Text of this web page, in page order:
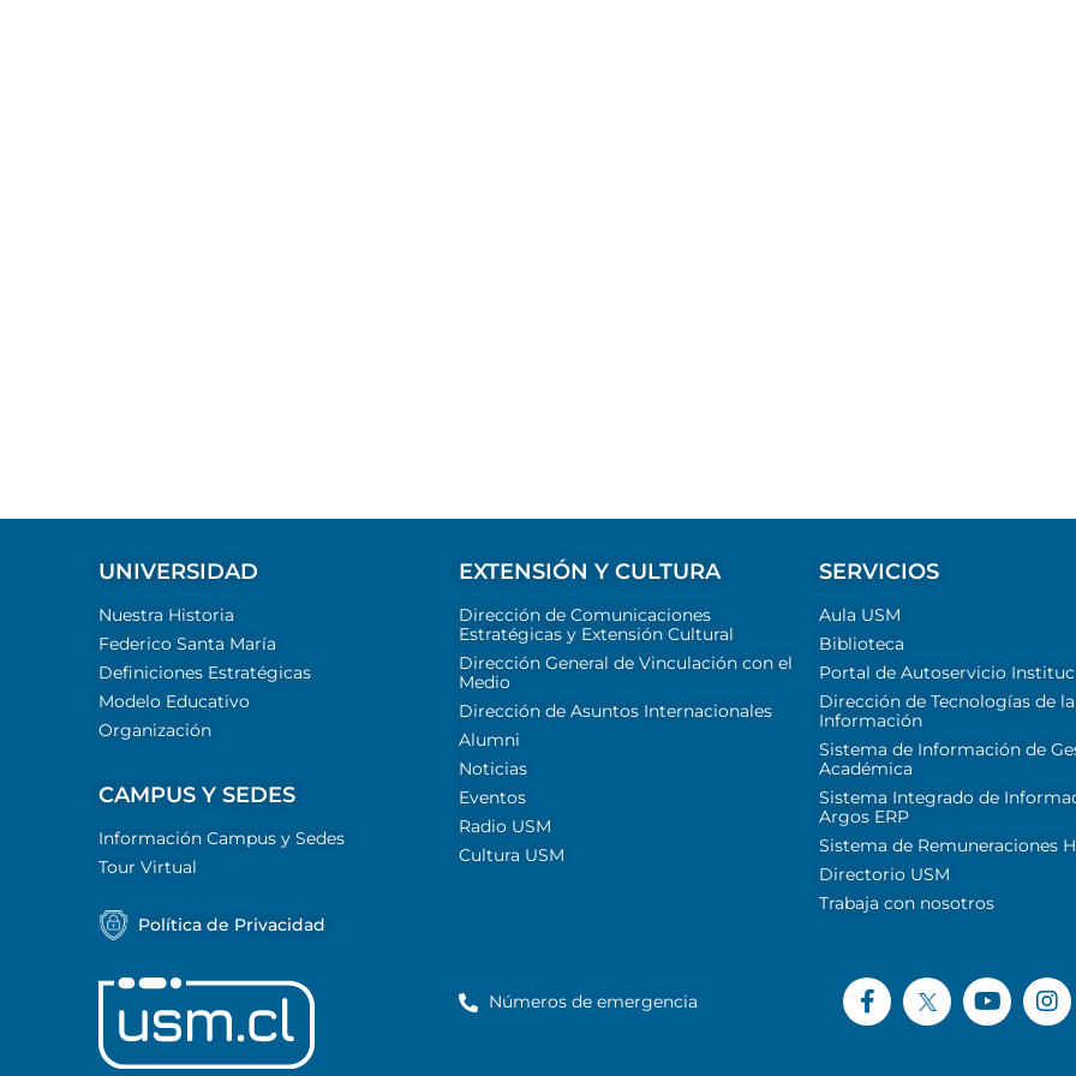
UNIVERSIDAD
Nuestra Historia
Federico Santa María
Definiciones Estratégicas
Modelo Educativo
Organización
CAMPUS Y SEDES
Información Campus y Sedes
Tour Virtual
Política de Privacidad
EXTENSIÓN Y CULTURA
Dirección de Comunicaciones
Estratégicas y Extensión Cultural
Dirección General de Vinculación con el
Medio
Dirección de Asuntos Internacionales
Alumni
Noticias
Eventos
Radio USM
Cultura USM
SERVICIOS
Aula USM
Biblioteca
Portal de Autoservicio
Dirección de Tecnologías de la
Información
Sistema de Información de
Académica
Sistema Integrado de
Argos ERP
Sistema de Remuneraciones
Directorio USM
Trabaja con nosotros
Números de emergencia